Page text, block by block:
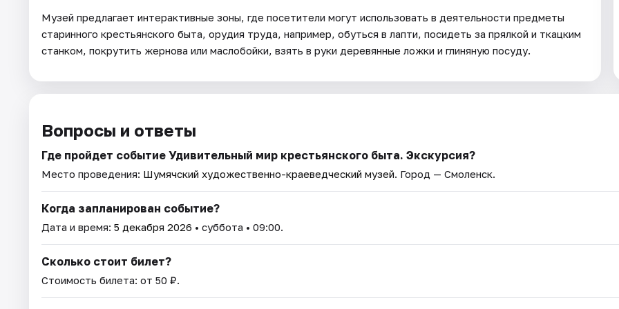
Музей предлагает интерактивные зоны, где посетители могут использовать в деятельности предметы
старинного крестьянского быта, орудия труда, например, обуться в лапти, посидеть за прялкой и ткацким
станком, покрутить жернова или маслобойки, взять в руки деревянные ложки и глиняную посуду.
Вопросы и ответы
Где пройдет событие Удивительный мир крестьянского быта. Экскурсия?
Место проведения: Шумячский художественно-краеведческий музей. Город — Смоленск.
Когда запланирован событие?
Дата и время: 5 декабря 2026 • суббота • 09:00.
Сколько стоит билет?
Стоимость билета: от 50 ₽.